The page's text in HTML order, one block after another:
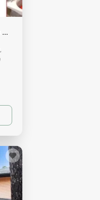
- 591004680